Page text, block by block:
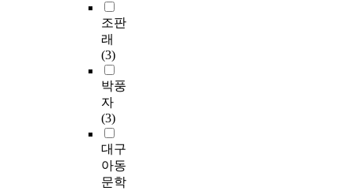
조판
래
(3)
박풍
자
(3)
대구
아동
문학